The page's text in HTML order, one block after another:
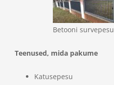
Betooni survepesu
Teenused, mida pakume
Katusepesu